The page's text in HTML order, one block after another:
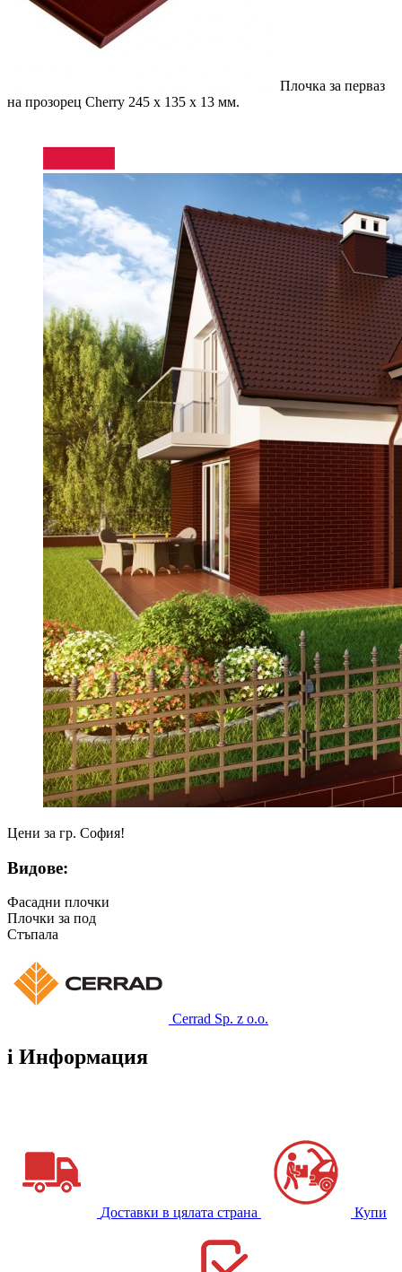
Плочка за перваз
на прозорец Cherry 245 x 135 x 13 мм.
Цени за гр. София!
Видове:
Фасадни плочки
Плочки за под
Стъпала
Cerrad Sp. z o.o.
i Информация
Доставки в цялата страна Купи